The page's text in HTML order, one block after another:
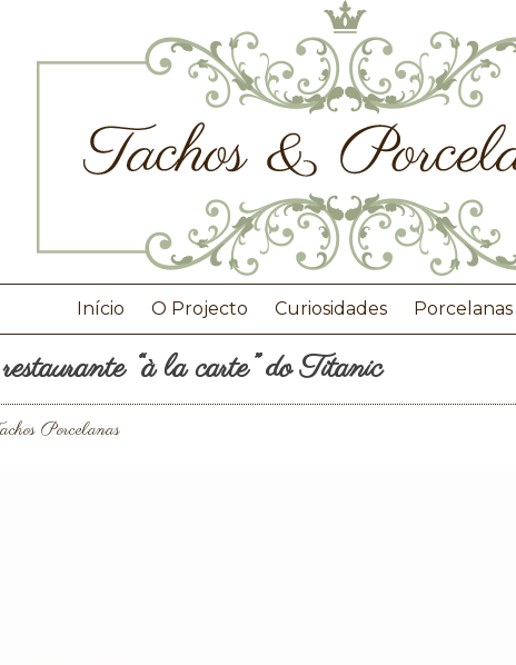
Início O Projecto Curiosidades Porcelanas
“à la carte” do Titanic
Porcelanas